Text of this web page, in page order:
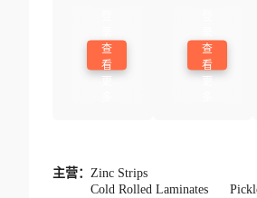
查
看
查
看
主营： Zinc Strips
Cold Rolled Laminates